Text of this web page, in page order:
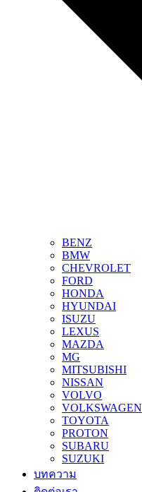
BENZ
BMW
CHEVROLET
FORD
HONDA
HYUNDAI
ISUZU
LEXUS
MAZDA
MG
MITSUBISHI
NISSAN
VOLVO
VOLKSWAGEN
TOYOTA
PROTON
SUBARU
SUZUKI
บทความ